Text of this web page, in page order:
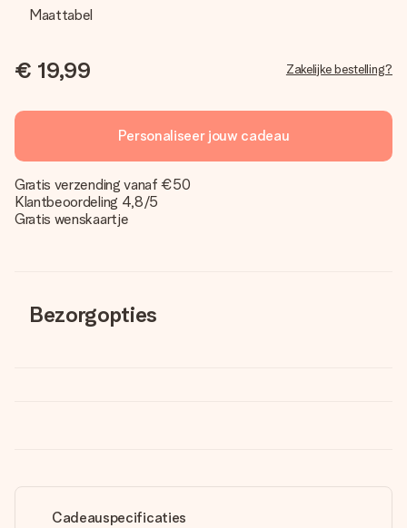
Maattabel
€ 19,99 Zakelijke bestelling?
Personaliseer jouw cadeau
Gratis verzending vanaf €50
Klantbeoordeling 4,8/5
Gratis wenskaartje
Bezorgopties
Cadeauspecificaties